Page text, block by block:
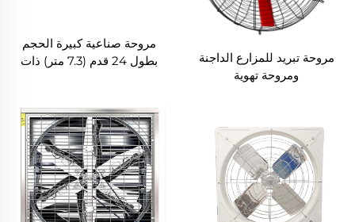
مروحة تبريد للمزارع الداجنة
ومروحة تهوية
مروحة صناعية كبيرة الحجم
بطول 24 قدم (7.3 متر) ذات
طبيعيًا